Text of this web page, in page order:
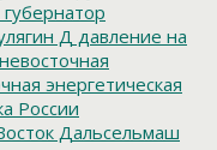
губернатор
Д давление на
энергетическая
России
Дальсельмаш